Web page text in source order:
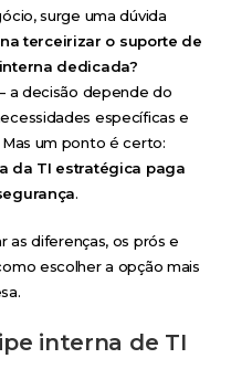
surge uma dúvida
terceirizar o suporte de
dedicada?
a decisão depende do
específicas e
um ponto é certo:
da TI estratégica paga
.
as diferenças, os prós e
escolher a opção mais
interna de TI